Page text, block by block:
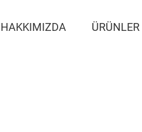
HAKKIMIZDA ÜRÜNLER